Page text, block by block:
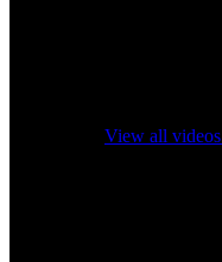
View all videos